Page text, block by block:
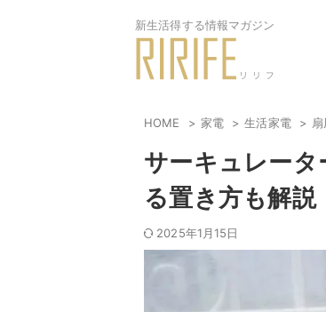
新生活得する情報マガジン
HOME 家電 生活家電
サーキュレー
る置き方も解説
2025年1月15日